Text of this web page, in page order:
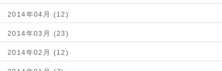
2014年04月 (12)
2014年03月 (23)
2014年02月 (12)